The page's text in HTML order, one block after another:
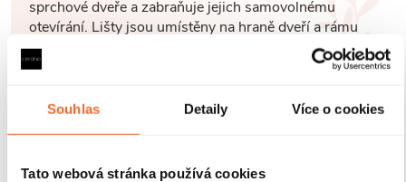
Souhlas Detaily Více o cookies
Tato webová stránka používá cookies
sprchové dveře a zabraňuje jejich samovolnému
otevírání. Lišty jsou umístěny na hraně dveří a rámu
nebo mezi dvěma skleněnými křídly, kde magnety
zajišťují jejich bezpečné přilnutí.